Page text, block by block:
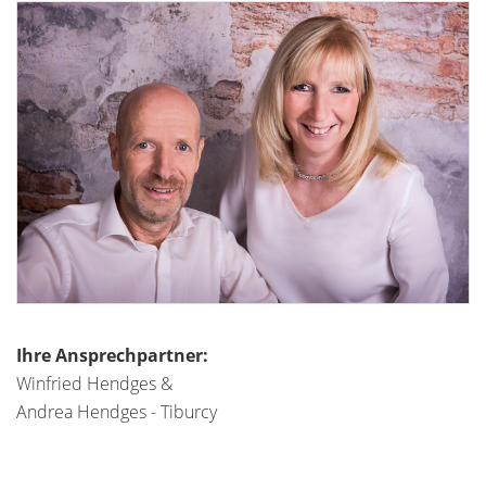
Ihre Ansprechpartner:
Winfried Hendges &
Andrea Hendges - Tiburcy